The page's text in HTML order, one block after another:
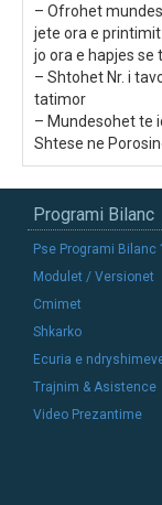
– Ofrohet
jete ora e
jo ora e hapjes se
– Shtohet Nr. i
tatimor
– Mundesohet te
Shtese ne
Programi Bilanc
Pse Programi Bilanc
Modulet / Versionet
Cmimet
Shkarko
Ecuria e
Trajnim & Asistence
Video Prezantime